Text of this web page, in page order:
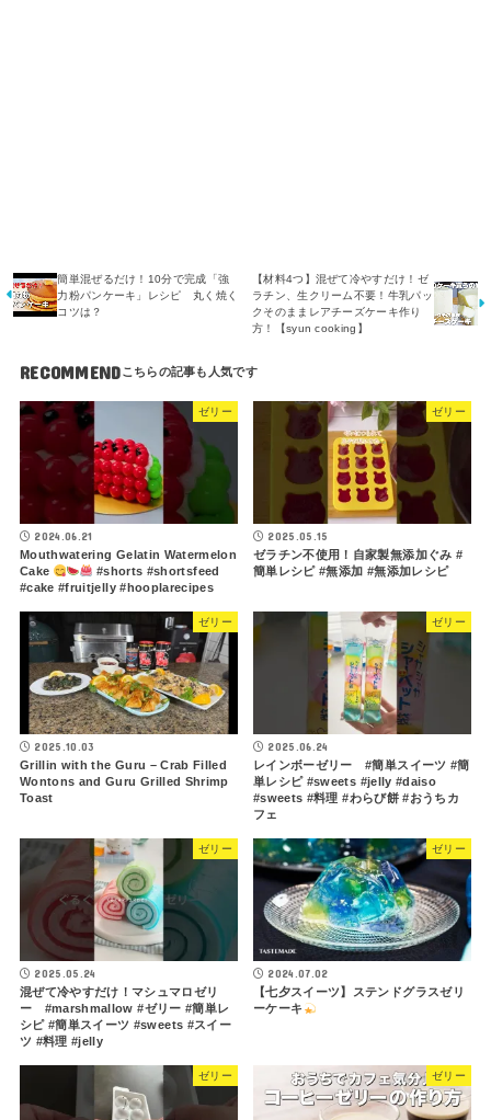
簡単混ぜるだけ！10分で完成「強
力粉パンケーキ」レシピ 丸く焼く
コツは？
【材料4つ】混ぜて冷やすだけ！ゼ
ラチン、生クリーム不要！牛乳パッ
クそのままレアチーズケーキ作り
方！【syun cooking】
RECOMMEND
ゼリー
2024.06.21
Mouthwatering Gelatin Watermelon
Cake
#shorts #shortsfeed
#cake #fruitjelly #hooplarecipes
ゼリー
2025.05.15
ゼラチン不使用！自家製無添加ぐみ #
簡単レシピ #無添加 #無添加レシピ
ゼリー
2025.10.03
Grillin with the Guru – Crab Filled
Wontons and Guru Grilled Shrimp
Toast
ゼリー
2025.06.24
レインボーゼリー #簡単スイーツ #簡
単レシピ #sweets #jelly #daiso
#sweets #料理 #わらび餅 #おうちカ
フェ
ゼリー
2025.05.24
混ぜて冷やすだけ！マシュマロゼリ
ー #marshmallow #ゼリー #簡単レ
シピ #簡単スイーツ #sweets #スイー
ツ #料理 #jelly
ゼリー
2024.07.02
【七夕スイーツ】ステンドグラスゼリ
ーケーキ
ゼリー ゼリー